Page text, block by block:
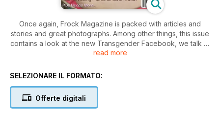
Once again, Frock Magazine is packed with articles and
stories and great photographs. Among other things, this issue
contains a look at the new Transgender Facebook, we talk to
the world's most famous TG model, Elle Schneider (well, for
very eyes and funny girl, Traci Taboo tells us about her trans
the usual departments and a few unusual ones and you've
read more
SELEZIONARE IL FORMATO:
Offerte digitali